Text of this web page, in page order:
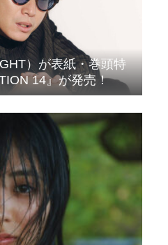
）が表紙・巻頭特
14』が発売！